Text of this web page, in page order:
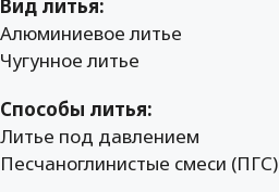
Вид литья:
Алюминиевое литье
Чугунное литье
Способы литья:
Литье под давлением
Песчаноглинистые смеси (ПГС)